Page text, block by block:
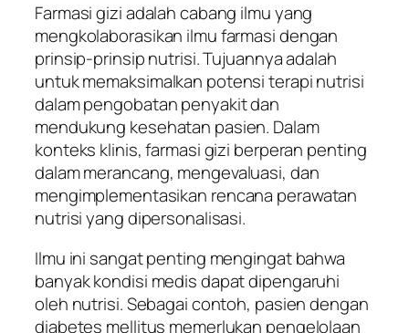
Farmasi gizi adalah cabang ilmu yang
mengkolaborasikan ilmu farmasi dengan
prinsip-prinsip nutrisi. Tujuannya adalah
untuk memaksimalkan potensi terapi nutrisi
dalam pengobatan penyakit dan
mendukung kesehatan pasien. Dalam
konteks klinis, farmasi gizi berperan penting
dalam merancang, mengevaluasi, dan
mengimplementasikan rencana perawatan
nutrisi yang dipersonalisasi.
Ilmu ini sangat penting mengingat bahwa
banyak kondisi medis dapat dipengaruhi
oleh nutrisi. Sebagai contoh, pasien dengan
diabetes mellitus memerlukan pengelolaan